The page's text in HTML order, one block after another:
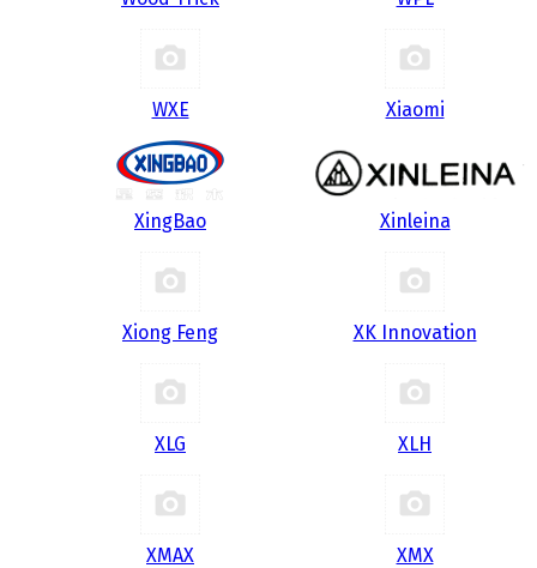
WXE Xiaomi
XingBao Xinleina
Xiong Feng XK Innovation
XLG XLH
XMAX XMX